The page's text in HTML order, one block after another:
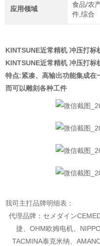
应用领域
食品/农
件,综合
KINTSUNE近常精机 冲压打标
KINTSUNE近常精机 冲压打标
特点:紧凑、高输出功能集成在
而可以雕刻各种工件
我司主打品牌明细表：
代理品牌：セメダイン
捷、OHM欧姆电机、
TACMINA泰克米纳、